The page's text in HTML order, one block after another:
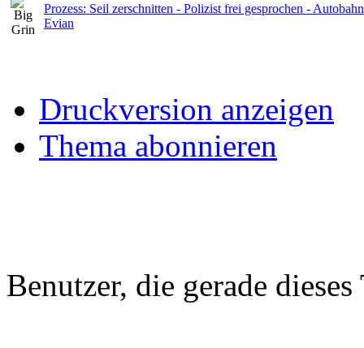
Prozess: Seil zerschnitten - Polizist frei gesprochen -
Evian
Druckversion anzeigen
Thema abonnieren
Benutzer, die gerade